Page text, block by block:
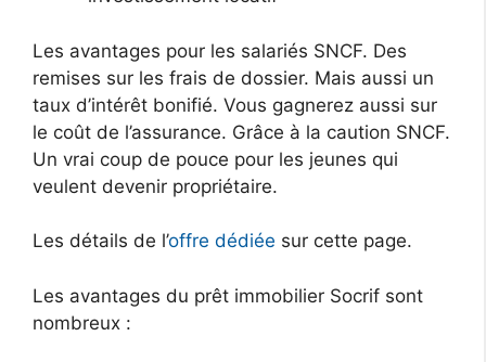
Les avantages pour les salariés SNCF. Des
remises sur les frais de dossier. Mais aussi un
taux d’intérêt bonifié. Vous gagnerez aussi sur
le coût de l’assurance. Grâce à la caution SNCF.
Un vrai coup de pouce pour les jeunes qui
veulent devenir propriétaire.
Les détails de l’offre dédiée sur cette page.
Les avantages du prêt immobilier Socrif sont
nombreux :